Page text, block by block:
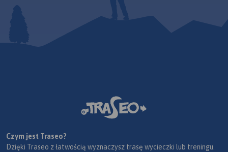
Czym jest Traseo?
Dzięki Traseo z łatwością wyznaczysz trasę wycieczki lub treningu.